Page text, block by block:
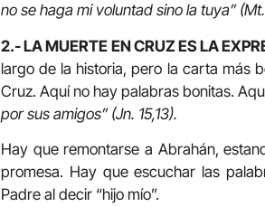
no se haga mi voluntad sino la tuya”
2.- LA MUERTE EN CRUZ ES LA
largo de la historia, pero la carta más
Cruz. Aquí no hay palabras bonitas.
por sus amigos” (Jn. 15,13).
Hay que remontarse a Abrahán,
promesa. Hay que escuchar las
Padre al decir “hijo mío”.